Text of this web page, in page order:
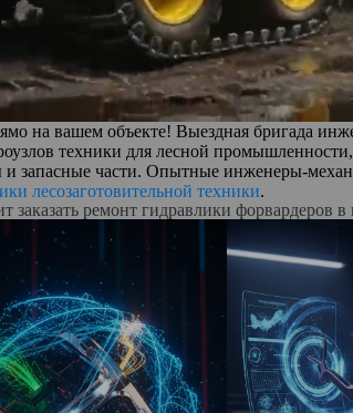
на вашем объекте! Выездная бригада
техники для лесной
и запасные части. Опытные инженеры-
лесозаготовительной техники.
заказать ремонт гидравлики форвардеров